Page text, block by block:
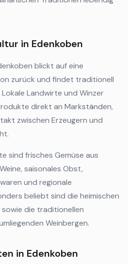
in Edenkoben
blickt auf eine
zurück und findet traditionell
Landwirte und Winzer
direkt an Markständen,
zwischen Erzeugern und
sind frisches Gemüse aus
saisonales Obst,
und regionale
beliebt sind die heimischen
die traditionellen
Weinbergen.
in Edenkoben